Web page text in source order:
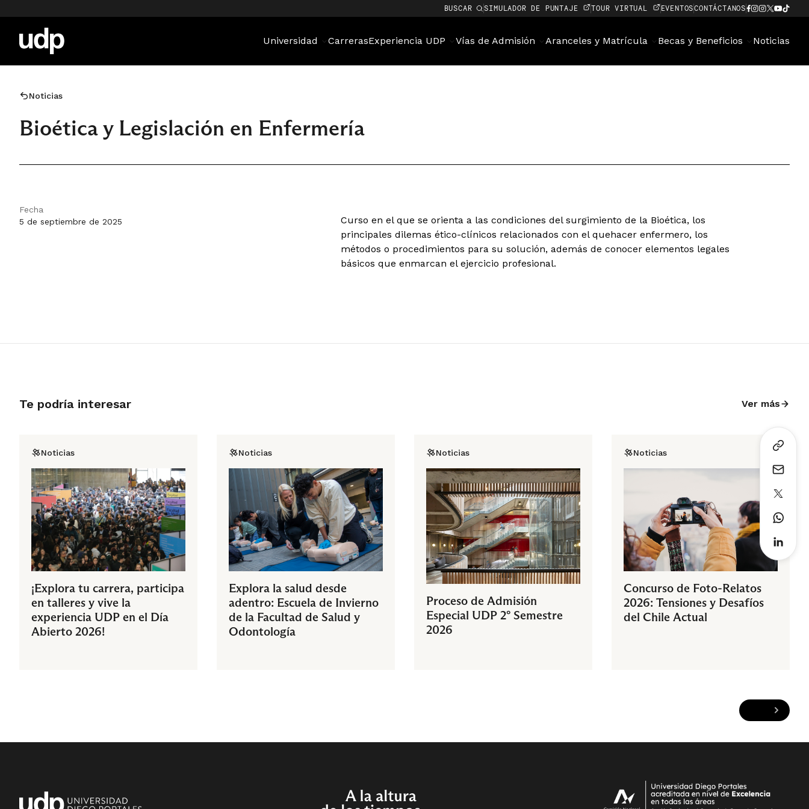
BUSCAR SIMULADOR DE PUNTAJE TOUR VIRTUAL EVENTOSCONTÁCTANOS
Universidad CarrerasExperiencia UDP Vías de Admisión Aranceles y Matrícula Becas y Beneficios Noticias
Noticias
Bioética y Legislación en Enfermería
Fecha
5 de septiembre de 2025
Curso en el que se orienta a las condiciones del surgimiento de la Bioética, los
principales dilemas ético-clínicos relacionados con el quehacer enfermero, los
métodos o procedimientos para su solución, además de conocer elementos legales
básicos que enmarcan el ejercicio profesional.
Te podría interesar Ver más
Noticias
¡Explora tu carrera, participa
en talleres y vive la
experiencia UDP en el Día
Abierto 2026!
Noticias
Explora la salud desde
adentro: Escuela de Invierno
de la Facultad de Salud y
Odontología
Noticias
Proceso de Admisión
Especial UDP 2° Semestre
2026
Noticias
Concurso de Foto-Relatos
2026: Tensiones y Desafíos
del Chile Actual